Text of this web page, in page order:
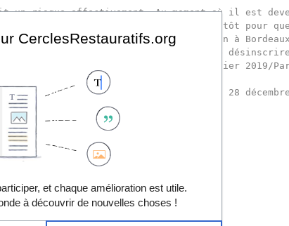
CerclesRestauratifs.org
et chaque amélioration est utile.
à découvrir de nouvelles choses !